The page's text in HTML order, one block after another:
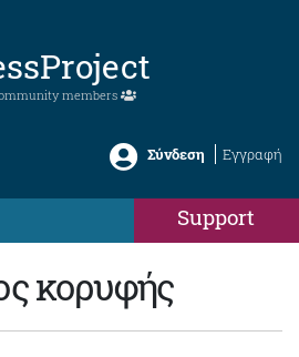
members
Σύνδεση Εγγραφή
Support
κορυφής